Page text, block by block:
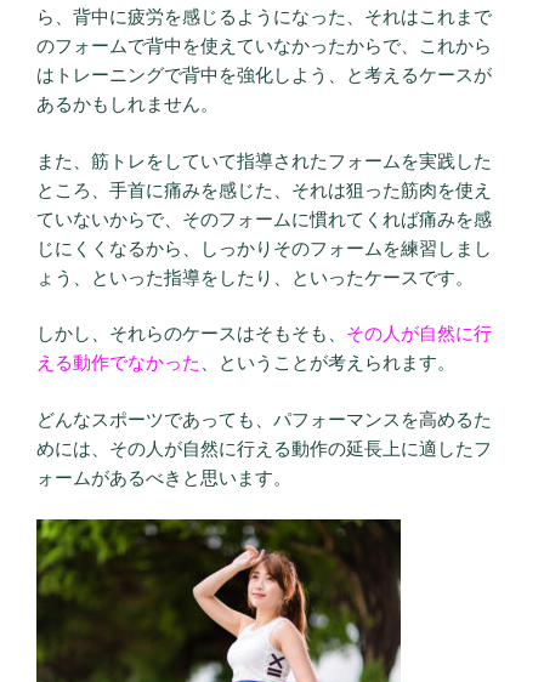
ら、背中に疲労を感じるようになった、それはこれまで
のフォームで背中を使えていなかったからで、これから
はトレーニングで背中を強化しよう、と考えるケースが
あるかもしれません。
また、筋トレをしていて指導されたフォームを実践した
ところ、手首に痛みを感じた、それは狙った筋肉を使え
ていないからで、そのフォームに慣れてくれば痛みを感
じにくくなるから、しっかりそのフォームを練習しまし
ょう、といった指導をしたり、といったケースです。
しかし、それらのケースはそもそも、 その人が自然に行
える動作でなかった
、ということが考えられます。
どんなスポーツであっても、パフォーマンスを高めるた
めには、その人が自然に行える動作の延長上に適したフ
ォームがあるべきと思います。